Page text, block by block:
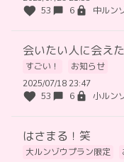
53
6 中ルン
会いたい人に会え
すごい！
お知らせ
2025/07/18 23:47
53
6 小ルン
はさまる！笑
大ルンゾウプラン限定